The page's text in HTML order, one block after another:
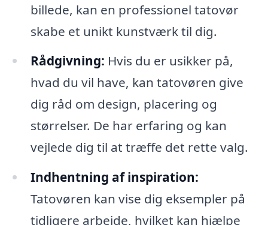
billede, kan en professionel tatovør
skabe et unikt kunstværk til dig.
Rådgivning: Hvis du er usikker på,
hvad du vil have, kan tatovøren give
dig råd om design, placering og
størrelser. De har erfaring og kan
vejlede dig til at træffe det rette valg.
Indhentning af inspiration:
Tatovøren kan vise dig eksempler på
tidligere arbejde, hvilket kan hjælpe